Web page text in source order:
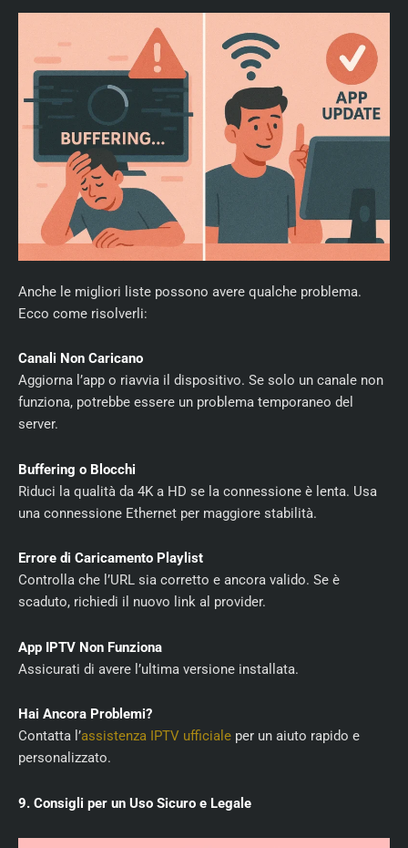
Anche le migliori liste possono avere qualche problema.
Ecco come risolverli:
Canali Non Caricano
Aggiorna l’app o riavvia il dispositivo. Se solo un canale non
funziona, potrebbe essere un problema temporaneo del
server.
Buffering o Blocchi
Riduci la qualità da 4K a HD se la connessione è lenta. Usa
una connessione Ethernet per maggiore stabilità.
Errore di Caricamento Playlist
Controlla che l’URL sia corretto e ancora valido. Se è
scaduto, richiedi il nuovo link al provider.
App IPTV Non Funziona
Assicurati di avere l’ultima versione installata.
Hai Ancora Problemi?
Contatta l’assistenza IPTV ufficiale per un aiuto rapido e
personalizzato.
9. Consigli per un Uso Sicuro e Legale